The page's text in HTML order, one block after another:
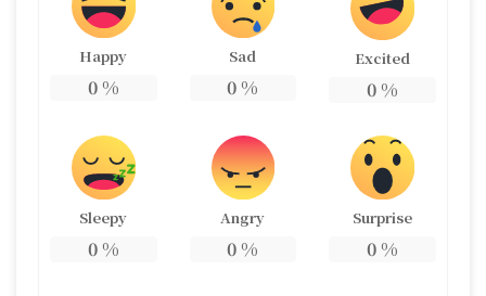
Happy
0%
Sad
0 %
Excited
0 %
Sleepy
0%
Angry
0 %
Surprise
0 %